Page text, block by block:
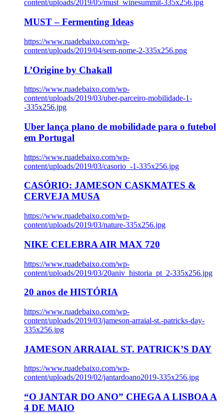
content/uploads/2019/05/must_winesummit-335x256.jpg
MUST – Fermenting Ideas
https://www.ruadebaixo.com/wp-
content/uploads/2019/04/sem-nome-2-335x256.png
L’Origine by Chakall
https://www.ruadebaixo.com/wp-
content/uploads/2019/03/uber-parceiro-mobilidade-1-
-335x256.jpg
Uber lança plano de mobilidade para o futebol
em Portugal
https://www.ruadebaixo.com/wp-
content/uploads/2019/03/casorio_-1-335x256.jpg
CASÓRIO: JAMESON CASKMATES &
CERVEJA MUSA
https://www.ruadebaixo.com/wp-
content/uploads/2019/03/nature-335x256.jpg
NIKE CELEBRA AIR MAX 720
https://www.ruadebaixo.com/wp-
content/uploads/2019/03/20aniv_historia_pt_2-335x256.jpg
20 anos de HISTÓRIA
https://www.ruadebaixo.com/wp-
content/uploads/2019/03/jameson-arraial-st.-patricks-day-
335x256.jpg
JAMESON ARRAIAL ST. PATRICK’S DAY
https://www.ruadebaixo.com/wp-
content/uploads/2019/02/jantardoano2019-335x256.jpg
“O JANTAR DO ANO” CHEGA A LISBOA A
4 DE MAIO